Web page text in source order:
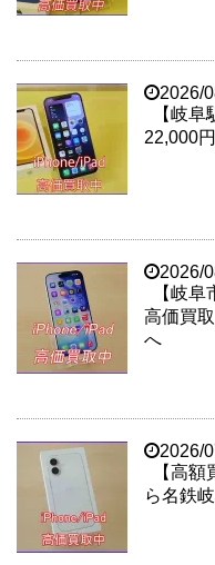
2026/
【岐
22,000
2026/
【岐
高価買
へ
2026/
【高
ら名鉄